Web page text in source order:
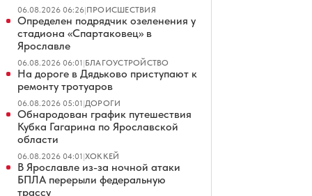
06.08.2026 06:26|ПРОИСШЕСТВИЯ
Определен подрядчик озеленения у
стадиона «Спартаковец» в
Ярославле
06.08.2026 06:01|БЛАГОУСТРОЙСТВО
На дороге в Дядьково приступают к
ремонту тротуаров
06.08.2026 05:01|ДОРОГИ
Обнародован график путешествия
Кубка Гагарина по Ярославской
области
06.08.2026 04:01|ХОККЕЙ
В Ярославле из-за ночной атаки
БПЛА перерыли федеральную
трассу